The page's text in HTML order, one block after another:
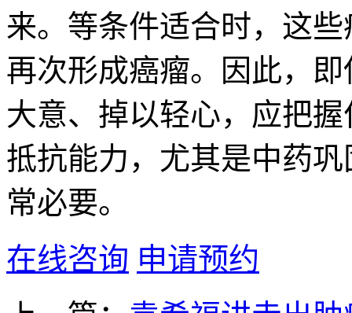
来。等条件适合时，这
再次形成癌瘤。因此，
大意、掉以轻心，应把
抵抗能力，尤其是中药
常必要。
在线咨询 申请预约